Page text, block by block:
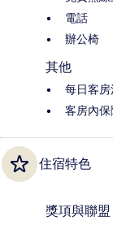
電話
辦公椅
其他
每日客
客房內
住宿特色
獎項與聯盟